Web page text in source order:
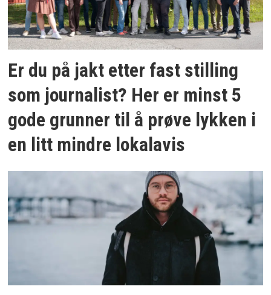
Er du på jakt etter fast stilling
som journalist? Her er minst 5
gode grunner til å prøve lykken i
en litt mindre lokalavis